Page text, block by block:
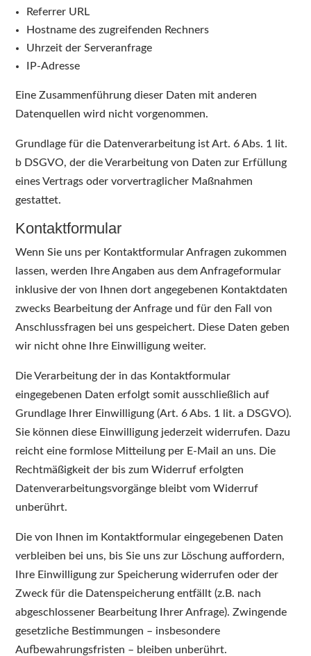
Referrer URL
Hostname des zugreifenden Rechners
Uhrzeit der Serveranfrage
IP-Adresse
Eine Zusammenführung dieser Daten mit anderen
Datenquellen wird nicht vorgenommen.
Grundlage für die Datenverarbeitung ist Art. 6 Abs. 1 lit.
b DSGVO, der die Verarbeitung von Daten zur Erfüllung
eines Vertrags oder vorvertraglicher Maßnahmen
gestattet.
Kontaktformular
Wenn Sie uns per Kontaktformular Anfragen zukommen
lassen, werden Ihre Angaben aus dem Anfrageformular
inklusive der von Ihnen dort angegebenen Kontaktdaten
zwecks Bearbeitung der Anfrage und für den Fall von
Anschlussfragen bei uns gespeichert. Diese Daten geben
wir nicht ohne Ihre Einwilligung weiter.
Die Verarbeitung der in das Kontaktformular
eingegebenen Daten erfolgt somit ausschließlich auf
Grundlage Ihrer Einwilligung (Art. 6 Abs. 1 lit. a DSGVO).
Sie können diese Einwilligung jederzeit widerrufen. Dazu
reicht eine formlose Mitteilung per E-Mail an uns. Die
Rechtmäßigkeit der bis zum Widerruf erfolgten
Datenverarbeitungsvorgänge bleibt vom Widerruf
unberührt.
Die von Ihnen im Kontaktformular eingegebenen Daten
verbleiben bei uns, bis Sie uns zur Löschung auffordern,
Ihre Einwilligung zur Speicherung widerrufen oder der
Zweck für die Datenspeicherung entfällt (z.B. nach
abgeschlossener Bearbeitung Ihrer Anfrage). Zwingende
gesetzliche Bestimmungen – insbesondere
Aufbewahrungsfristen – bleiben unberührt.